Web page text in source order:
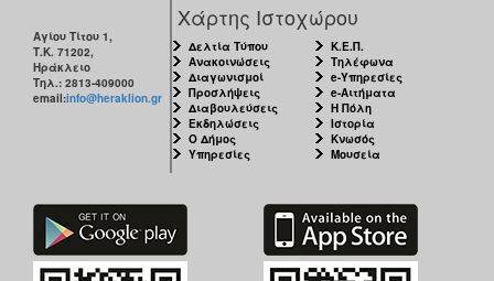
Αγίου Τίτου 1,
Τ.Κ. 71202,
Ηράκλειο
Τηλ.: 2813-409000
email:info@heraklion.gr
Χάρτης Ιστοχώρου
Δελτία Τύπου
Ανακοινώσεις
Διαγωνισμοί
Προσλήψεις
Διαβουλεύσεις
Εκδηλώσεις
Ο Δήμος
Υπηρεσίες
Κ.Ε.Π.
Τηλέφωνα
e-Υπηρεσίες
e-Αιτήματα
Η Πόλη
Ιστορία
Κνωσός
Μουσεία